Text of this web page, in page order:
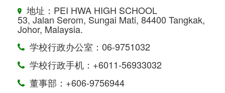
地址：PEI HWA HIGH SCHOOL
53, Jalan Serom, Sungai Mati, 84400 Tangkak,
Johor, Malaysia.
学校行政办公室：06-9751032
学校行政手机：+6011-56933032
董事部：+606-9756944